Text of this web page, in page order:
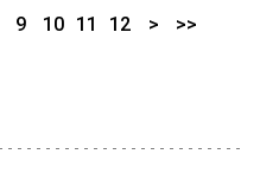
9 10 11 12 > >>